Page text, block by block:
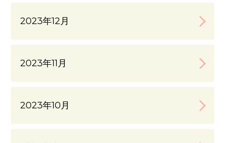
2023年12月
2023年11月
2023年10月